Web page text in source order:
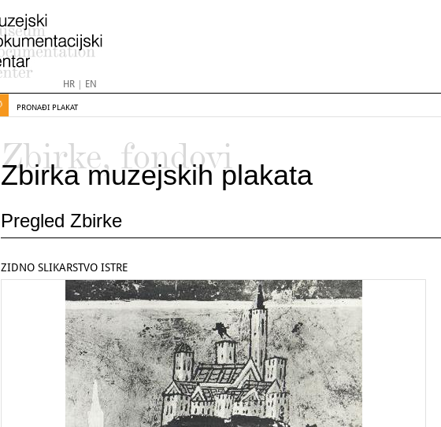
HR| EN
PRONAĐI PLAKAT
Zbirke, fondovi
Zbirka muzejskih plakata
Pregled Zbirke
ZIDNO SLIKARSTVO ISTRE